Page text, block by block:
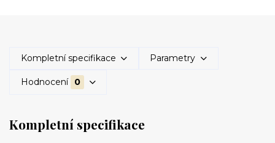
Kompletní specifikace Parametry
Hodnocení 0
Kompletní specifikace